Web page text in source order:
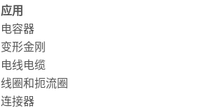
应用
电容器
变形金刚
电线电缆
线圈和扼流圈
连接器